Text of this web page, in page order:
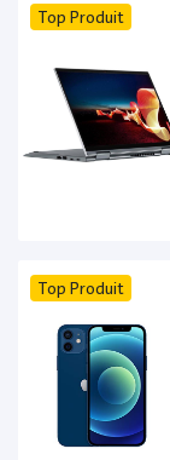
Top Produit
Top Produit